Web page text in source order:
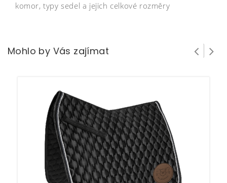
komor, typy sedel a jejich celkové rozměry
Mohlo by Vás zajímat